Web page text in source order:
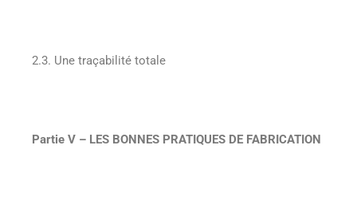
2.3. Une traçabilité totale
Partie V – LES BONNES PRATIQUES DE FABRICATION